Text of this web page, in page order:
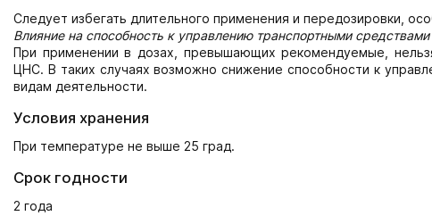
Следует избегать длительного применения и передозировки,
Влияние на способность к управлению транспортными
При применении в дозах, превышающих рекомендуемые,
ЦНС. В таких случаях возможно снижение способности к
видам деятельности.
Условия хранения
При температуре не выше 25 град.
Срок годности
2 года